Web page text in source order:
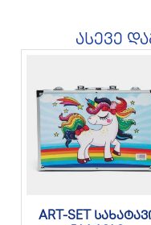
ასევე
ART-SET